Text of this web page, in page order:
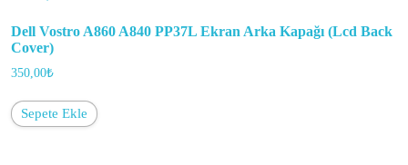
Dell Vostro A860 A840 PP37L Ekran Arka Kapağı (Lcd Back
Cover)
350,00₺
Sepete Ekle